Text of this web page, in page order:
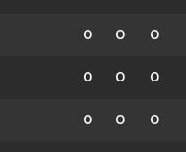
0 0 0
0 0 0
0 0 0